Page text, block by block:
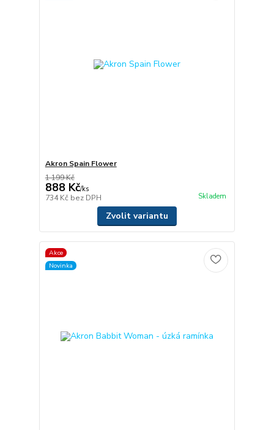
Akron Spain Flower
1 199 Kč
888 Kč/ks
734 Kč bez DPH Skladem
Zvolit variantu
Akce
Novinka